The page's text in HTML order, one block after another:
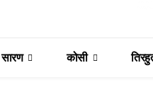
सारण कोसी